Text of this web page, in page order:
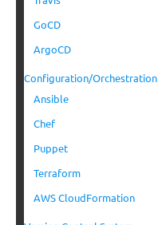
GoCD
ArgoCD
Configuration/Orchestration
Ansible
Chef
Puppet
Terraform
AWS CloudFormation